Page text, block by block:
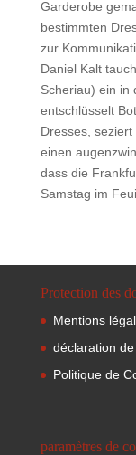
Garderobe
bestimmten
zur
Daniel Kalt
Scheriau) ein in
entschlüsselt
Dresses,
einen
dass die
Samstag im
Protection des
Mentions
déclaration
Politique de
paramètres de